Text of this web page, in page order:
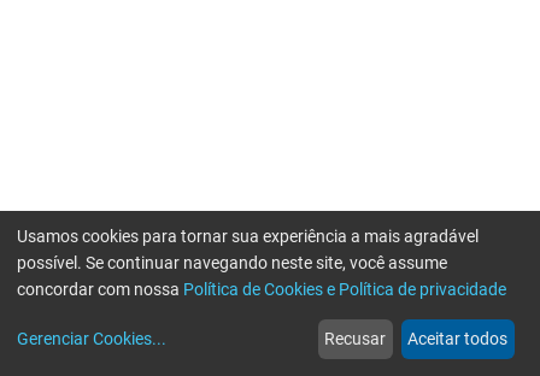
web
Notícias
more_horiz
Mais
Usamos cookies para tornar sua experiência a mais agradável
possível. Se continuar navegando neste site, você assume
concordar com nossa Política de Cookies e Política de privacidade
Gerenciar Cookies... Recusar Aceitar todos
Erro ao enviar informações, por favor tente novamente